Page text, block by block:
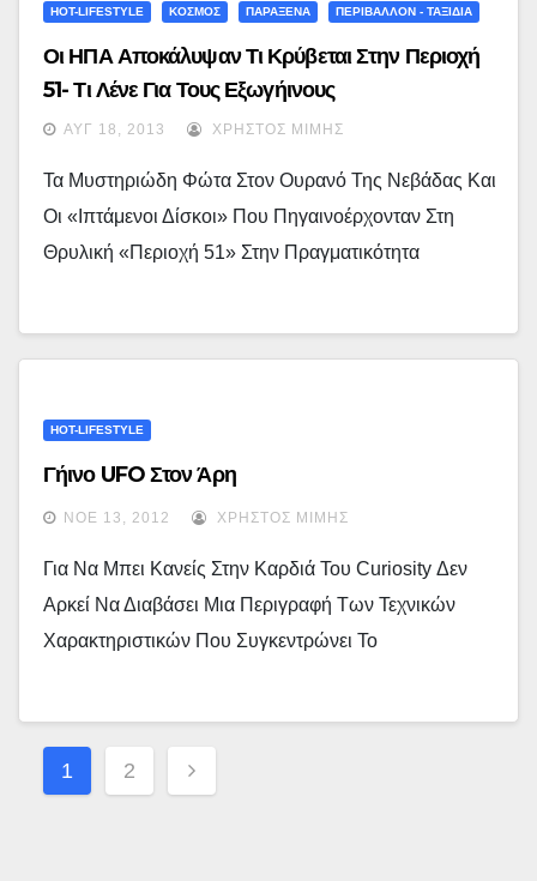
HOT-LIFESTYLE ΚΟΣΜΟΣ ΠΑΡΑΞΕΝΑ ΠΕΡΙΒΑΛΛΟΝ - ΤΑΞΙΔΙΑ
Οι ΗΠΑ Αποκάλυψαν Τι Κρύβεται Στην Περιοχή
51- Τι Λένε Για Τους Εξωγήινους
ΑΥΓ 18, 2013 ΧΡΉΣΤΟΣ ΜΊΜΗΣ
Τα Μυστηριώδη Φώτα Στον Ουρανό Της Νεβάδας Και
Οι «ιπτάμενοι Δίσκοι» Που Πηγαινοέρχονταν Στη
Θρυλική «Περιοχή 51» Στην Πραγματικότητα
HOT-LIFESTYLE
Γήινο UFO Στον Άρη
ΝΟΈ 13, 2012 ΧΡΉΣΤΟΣ ΜΊΜΗΣ
Για Να Μπει Κανείς Στην Καρδιά Του Curiosity Δεν
Αρκεί Να Διαβάσει Μια Περιγραφή Των Τεχνικών
Χαρακτηριστικών Που Συγκεντρώνει Το
Σελιδοποίηση
Άρθρων
1 2